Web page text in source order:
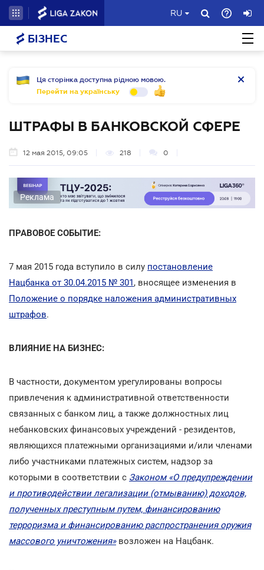
RU
БІЗНЕС
Ця сторінка доступна рідною мовою.
Перейти на українську
ШТРАФЫ В БАНКОВСКОЙ СФЕРЕ
12 мая 2015, 09:05 218 0
Реклама
ПРАВОВОЕ СОБЫТИЕ:
7 мая 2015 года вступило в силу постановление
Нацбанка от 30.04.2015 № 301, вносящее изменения в
Положение о порядке наложения административных
штрафов.
ВЛИЯНИЕ НА БИЗНЕС:
В частности, документом урегулированы вопросы
привлечения к административной ответственности
связанных с банком лиц, а также должностных лиц
небанковских финансовых учреждений - резидентов,
являющихся платежными организациями и/или членами
либо участниками платежных систем, надзор за
которыми в соответствии с Законом «О предупреждении
и противодействии легализации (отмыванию) доходов,
полученных преступным путем, финансированию
терроризма и финансированию распространения оружия
массового уничтожения»возложен на Нацбанк.